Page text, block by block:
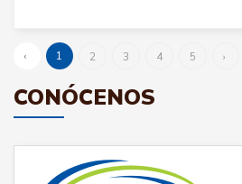
‹ 1 2 3 4 5 ›
CONÓCENOS